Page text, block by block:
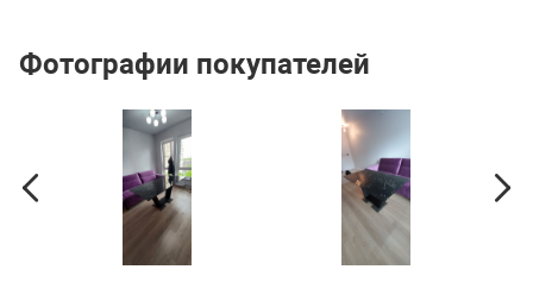
Фотографии покупателей